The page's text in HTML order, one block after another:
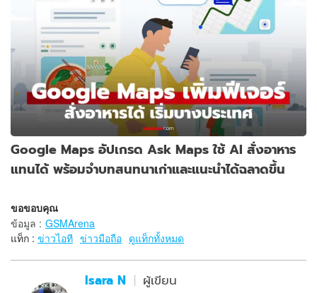
Google Maps อัปเกรด Ask Maps ใช้ AI สั่งอาหาร
แทนได้ พร้อมจำบทสนทนาเก่าและแนะนำได้ฉลาดขึ้น
ขอขอบคุณ
ข้อมูล : GSMArena
แท็ก : ข่าวไอที ข่าวมือถือ ดูแท็กทั้งหมด
Isara N ผู้เขียน